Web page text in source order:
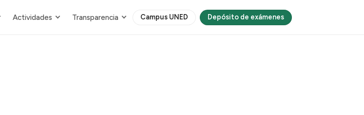
Actividades Transparencia Campus UNED Depósito de exámenes